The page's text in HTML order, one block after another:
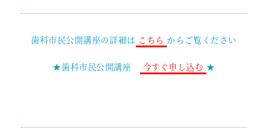
歯科市民公開講座の詳細は こちら からご覧ください
★歯科市民公開講座 今すぐ申し込む ★